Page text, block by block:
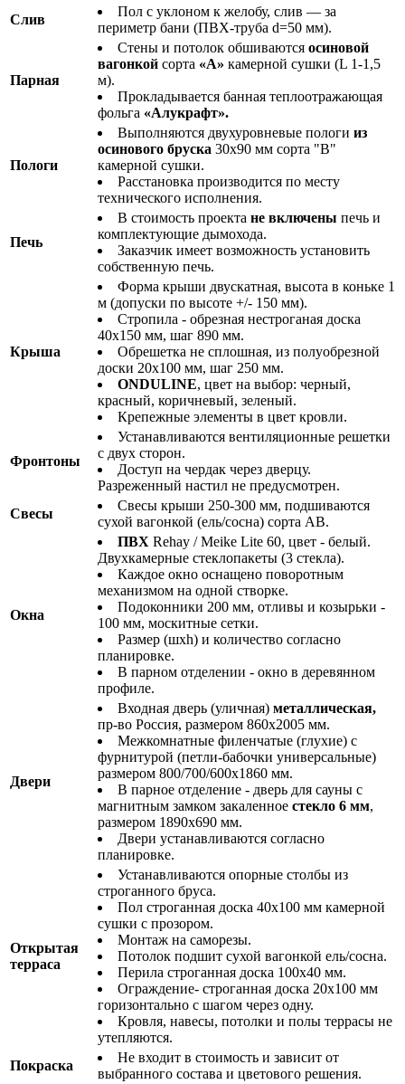
Слив
Пол с уклоном к желобу, слив — за
периметр бани (ПВХ-труба d=50 мм).
Парная
Стены и потолок обшиваются осиновой
вагонкой сорта «А» камерной сушки (L 1-1,5
м).
Прокладывается банная теплоотражающая
фольга «Алукрафт».
Пологи
Выполняются двухуровневые пологи из
осинового бруска 30х90 мм сорта "В"
камерной сушки.
Расстановка производится по месту
технического исполнения.
Печь
В стоимость проекта не включены печь и
комплектующие дымохода.
Заказчик имеет возможность установить
собственную печь.
Крыша
Форма крыши двускатная, высота в коньке 1
м (допуски по высоте +/- 150 мм).
Стропила - обрезная нестроганая доска
40х150 мм, шаг 890 мм.
Обрешетка не сплошная, из полуобрезной
доски 20х100 мм, шаг 250 мм.
ONDULINE, цвет на выбор: черный,
красный, коричневый, зеленый.
Крепежные элементы в цвет кровли.
Фронтоны
Устанавливаются вентиляционные решетки
с двух сторон.
Доступ на чердак через дверцу.
Разреженный настил не предусмотрен.
Свесы
Свесы крыши 250-300 мм, подшиваются
сухой вагонкой (ель/сосна) сорта АВ.
Окна
ПВХ Rehay / Meike Lite 60, цвет - белый.
Двухкамерные стеклопакеты (3 стекла).
Каждое окно оснащено поворотным
механизмом на одной створке.
Подоконники 200 мм, отливы и козырьки -
100 мм, москитные сетки.
Размер (шхh) и количество согласно
планировке.
В парном отделении - окно в деревянном
профиле.
Двери
Входная дверь (уличная) металлическая,
пр-во Россия, размером 860х2005 мм.
Межкомнатные филенчатые (глухие) с
фурнитурой (петли-бабочки универсальные)
размером 800/700/600х1860 мм.
В парное отделение - дверь для сауны с
магнитным замком закаленное стекло 6 мм,
размером 1890х690 мм.
Двери устанавливаются согласно
планировке.
Открытая
терраса
Устанавливаются опорные столбы из
строганного бруса.
Пол строганная доска 40х100 мм камерной
сушки с прозором.
Монтаж на саморезы.
Потолок подшит сухой вагонкой ель/сосна.
Перила строганная доска 100х40 мм.
Ограждение- строганная доска 20х100 мм
горизонтально с шагом через одну.
Кровля, навесы, потолки и полы террасы не
утепляются.
Покраска
Не входит в стоимость и зависит от
выбранного состава и цветового решения.